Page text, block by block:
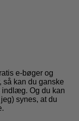
e-bøger og
så kan du ganske
indlæg. Og du kan
synes, at du